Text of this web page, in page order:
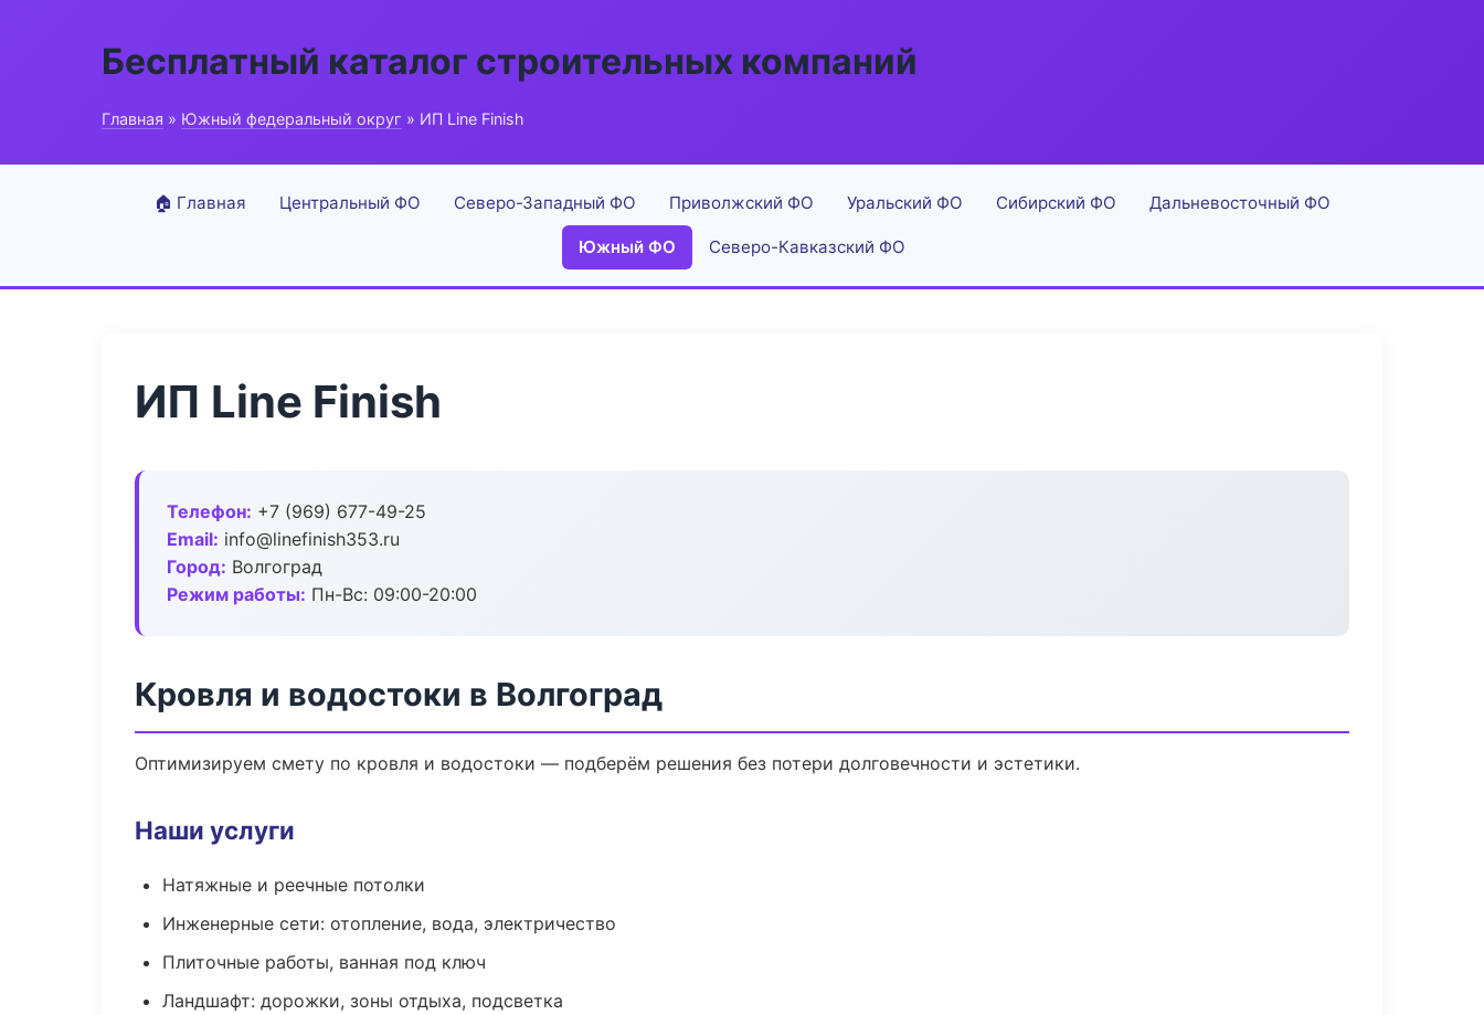
Бесплатный каталог строительных компаний
Главная » Южный федеральный округ » ИП Line Finish
🏠 Главная Центральный ФО Северо-Западный ФО Приволжский ФО Уральский ФО Сибирский ФО Дальневосточный ФО
Южный ФО Северо-Кавказский ФО
ИП Line Finish
Телефон: +7 (969) 677-49-25
Email: info@linefinish353.ru
Город: Волгоград
Режим работы: Пн-Вс: 09:00-20:00
Кровля и водостоки в Волгоград
Оптимизируем смету по кровля и водостоки — подберём решения без потери долговечности и эстетики.
Наши услуги
Натяжные и реечные потолки
Инженерные сети: отопление, вода, электричество
Плиточные работы, ванная под ключ
Ландшафт: дорожки, зоны отдыха, подсветка